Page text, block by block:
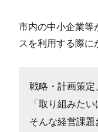
市内の中小企業等
スを利用する際に
戦略・計画策
「取り組みた
そんな経営課題